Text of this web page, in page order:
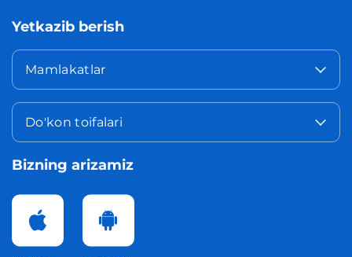
Yetkazib berish
Mamlakatlar
Do'kon toifalari
Bizning arizamiz